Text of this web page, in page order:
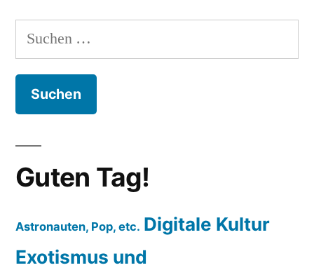
Suchen
nach:
Guten Tag!
Astronauten, Pop, etc. Digitale Kultur
Exotismus und